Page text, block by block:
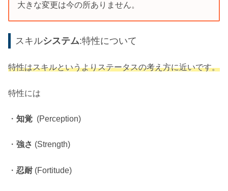
大きな変更は今の所ありません。
スキルシステム:特性について
特性はスキルというよりステータスの考え方に近いです。
特性には
・ 知覚 (Perception)
・ 強さ (Strength)
・ 忍耐 (Fortitude)